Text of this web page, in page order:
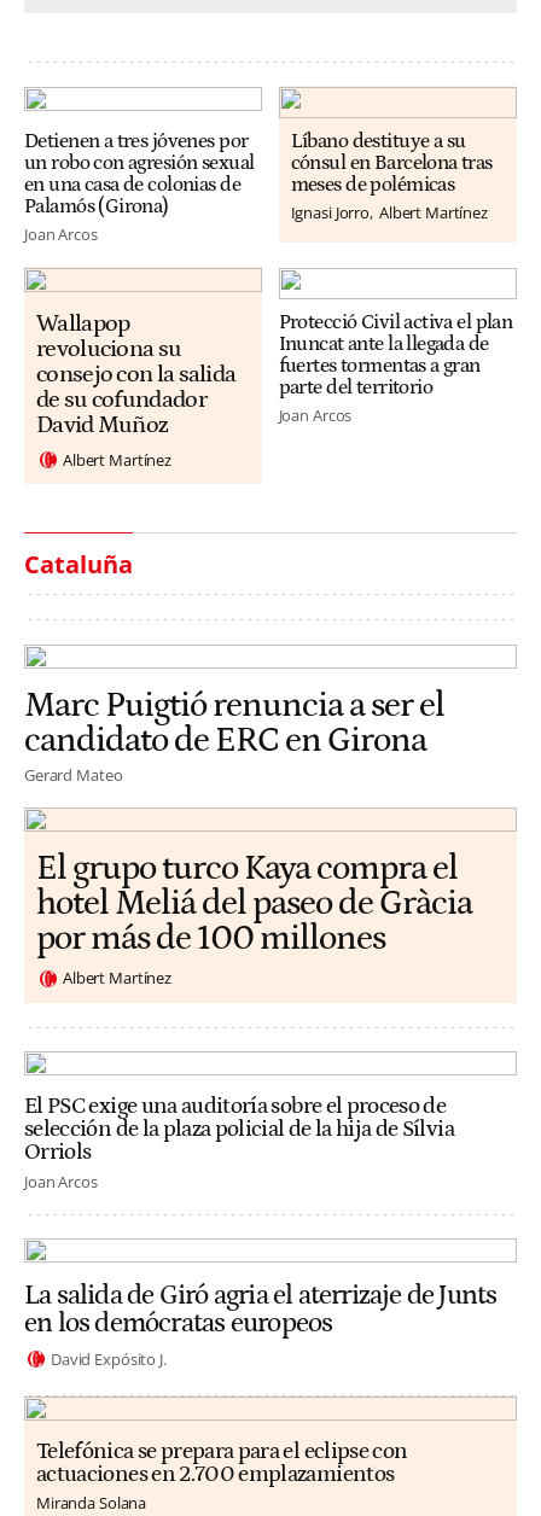
Detienen a tres jóvenes por
un robo con agresión sexual
en una casa de colonias de
Palamós (Girona)
Joan Arcos
Líbano destituye a su
cónsul en Barcelona tras
meses de polémicas
Ignasi Jorro Albert Martínez
Wallapop
revoluciona su
consejo con la salida
de su cofundador
David Muñoz
Albert Martínez
Protecció Civil activa el plan
Inuncat ante la llegada de
fuertes tormentas a gran
parte del territorio
Joan Arcos
Cataluña
Marc Puigtió renuncia a ser el
candidato de ERC en Girona
Gerard Mateo
El grupo turco Kaya compra el
hotel Meliá del paseo de Gràcia
por más de 100 millones
Albert Martínez
El PSC exige una auditoría sobre el proceso de
selección de la plaza policial de la hija de Sílvia
Orriols
Joan Arcos
La salida de Giró agria el aterrizaje de Junts
en los demócratas europeos
David Expósito J.
Telefónica se prepara para el eclipse con
actuaciones en 2.700 emplazamientos
Miranda Solana